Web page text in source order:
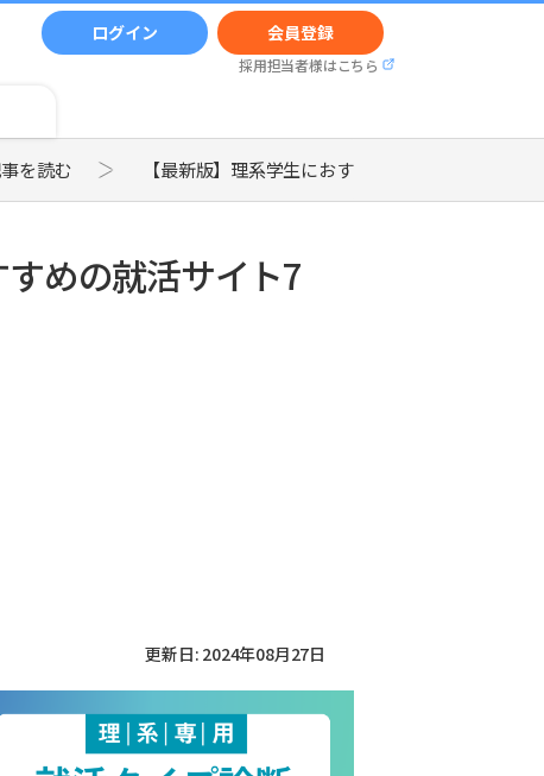
ログイン 会員登録
採用担当者様はこちら
を読む 【最新版】理系学生におすすめの就活サイト7選
すめの就活サイト7
更新日: 2024年08月27日